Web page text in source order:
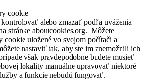
cookie
kontrolovať alebo zmazať podľa uváženia –
stránke aboutcookies.org. Môžete
cookie uložené vo svojom počítači a
nastaviť tak, aby ste im znemožnili ich
však pravdepodobne budete musieť
lokality manuálne upravovať niektoré
a funkcie nebudú fungovať.